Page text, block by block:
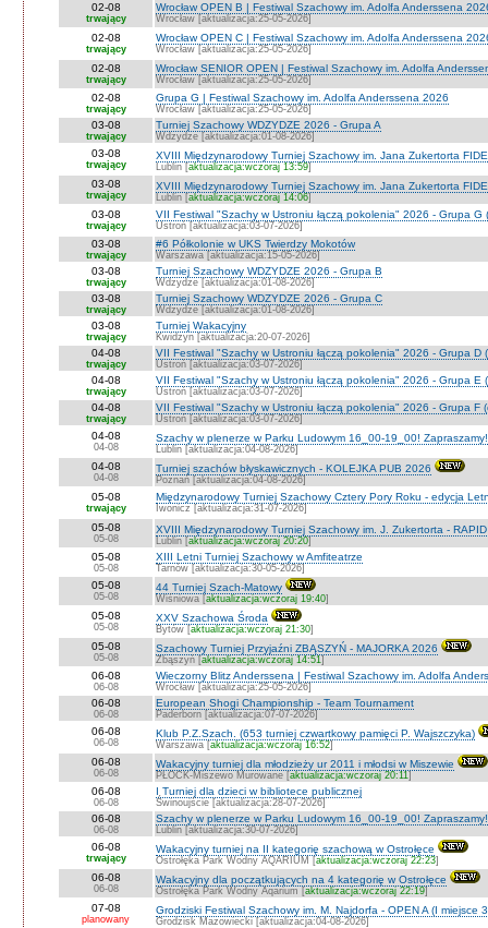
02-08
trwający
Wrocław OPEN B | Festiwal Szachowy im. Adolfa Anderssena
Wrocław [aktualizacja:25-05-2026]
02-08
trwający
Wrocław OPEN C | Festiwal Szachowy im. Adolfa Anderssena
Wrocław [aktualizacja:25-05-2026]
02-08
trwający
Wrocław SENIOR OPEN | Festiwal Szachowy im. Adolfa
Wrocław [aktualizacja:25-05-2026]
02-08
trwający
Grupa G | Festiwal Szachowy im. Adolfa Anderssena 2026
Wrocław [aktualizacja:25-05-2026]
03-08
trwający
Turniej Szachowy WDZYDZE 2026 - Grupa A
Wdzydze [aktualizacja:01-08-2026]
03-08
trwający
XVIII Międzynarodowy Turniej Szachowy im. Jana Zukertorta
Lublin [aktualizacja:wczoraj 13:59]
03-08
trwający
XVIII Międzynarodowy Turniej Szachowy im. Jana Zukertorta
Lublin [aktualizacja:wczoraj 14:06]
03-08
trwający
VII Festiwal "Szachy w Ustroniu łączą pokolenia" 2026 - Grupa G
Ustroń [aktualizacja:03-07-2026]
03-08
trwający
#6 Półkolonie w UKS Twierdzy Mokotów
Warszawa [aktualizacja:15-05-2026]
03-08
trwający
Turniej Szachowy WDZYDZE 2026 - Grupa B
Wdzydze [aktualizacja:01-08-2026]
03-08
trwający
Turniej Szachowy WDZYDZE 2026 - Grupa C
Wdzydze [aktualizacja:01-08-2026]
03-08
trwający
Turniej Wakacyjny
Kwidzyn [aktualizacja:20-07-2026]
04-08
trwający
VII Festiwal "Szachy w Ustroniu łączą pokolenia" 2026 - Grupa D
Ustroń [aktualizacja:03-07-2026]
04-08
trwający
VII Festiwal "Szachy w Ustroniu łączą pokolenia" 2026 - Grupa E
Ustroń [aktualizacja:03-07-2026]
04-08
trwający
VII Festiwal "Szachy w Ustroniu łączą pokolenia" 2026 - Grupa F
Ustroń [aktualizacja:03-07-2026]
04-08
04-08
Szachy w plenerze w Parku Ludowym 16_00-19_00! Zapraszamy!
Lublin [aktualizacja:04-08-2026]
04-08
04-08
Turniej szachów błyskawicznych - KOLEJKA PUB 2026
Poznań [aktualizacja:04-08-2026]
05-08
trwający
Międzynarodowy Turniej Szachowy Cztery Pory Roku - edycja
Iwonicz [aktualizacja:31-07-2026]
05-08
05-08
XVIII Międzynarodowy Turniej Szachowy im. J. Zukertorta -
Lublin [aktualizacja:wczoraj 20:20]
05-08
05-08
XIII Letni Turniej Szachowy w Amfiteatrze
Tarnów [aktualizacja:30-05-2026]
05-08
05-08
44 Turniej Szach-Matowy
Wiśniowa [aktualizacja:wczoraj 19:40]
05-08
05-08
XXV Szachowa Środa
Bytów [aktualizacja:wczoraj 21:30]
05-08
05-08
Szachowy Turniej Przyjaźni ZBĄSZYŃ - MAJORKA 2026
Zbąszyń [aktualizacja:wczoraj 14:51]
06-08
06-08
Wieczorny Blitz Anderssena | Festiwal Szachowy im. Adolfa
Wrocław [aktualizacja:25-05-2026]
06-08
06-08
European Shogi Championship - Team Tournament
Paderborn [aktualizacja:07-07-2026]
06-08
06-08
Klub P.Z.Szach. (653 turniej czwartkowy pamięci P. Wajszczyka)
Warszawa [aktualizacja:wczoraj 16:52]
06-08
06-08
Wakacyjny turniej dla młodzieży ur 2011 i młodsi w Miszewie
PŁOCK-Miszewo Murowane [aktualizacja:wczoraj 20:11]
06-08
06-08
I Turniej dla dzieci w bibliotece publicznej
Świnoujście [aktualizacja:28-07-2026]
06-08
06-08
Szachy w plenerze w Parku Ludowym 16_00-19_00! Zapraszamy!
Lublin [aktualizacja:30-07-2026]
06-08
trwający
Wakacyjny turniej na II kategorię szachową w Ostrołęce
Ostrołęka Park Wodny AQARIUM [aktualizacja:wczoraj 22:23]
06-08
06-08
Wakacyjny dla początkujących na 4 kategorię w Ostrołęce
Ostrołęka Park Wodny Aqarium [aktualizacja:wczoraj 22:19]
07-08
planowany
Grodziski Festiwal Szachowy im. M. Najdorfa - OPEN A (I miejsce
Grodzisk Mazowiecki [aktualizacja:04-08-2026]